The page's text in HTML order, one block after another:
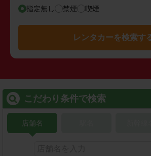
指定無し 禁煙 喫煙
レンタカーを検索す
こだわり条件で検索
店舗名